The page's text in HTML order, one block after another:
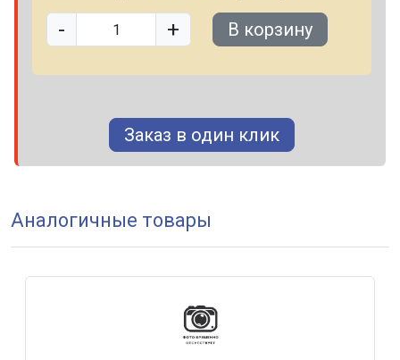
- + В корзину
Заказ в один клик
Аналогичные товары